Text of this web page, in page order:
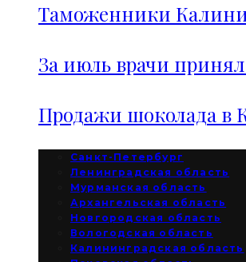
Таможенники
За июль врачи
Продажи шоколада в
Санкт-Петербург
Ленинградская область
Мурманская область
Архангельская область
Новгородская область
Вологодская область
Калининградская область